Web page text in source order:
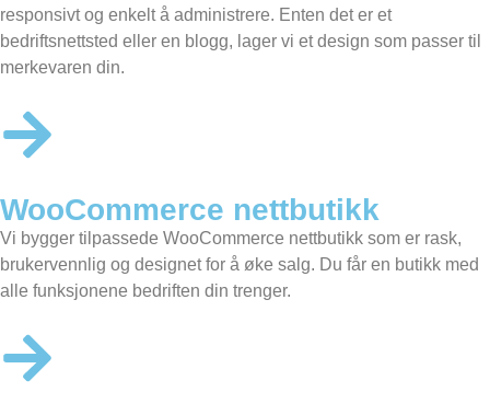
responsivt og enkelt å administrere. Enten det er et
bedriftsnettsted eller en blogg, lager vi et design som passer til
merkevaren din.
WooCommerce nettbutikk
Vi bygger tilpassede WooCommerce nettbutikk som er rask,
brukervennlig og designet for å øke salg. Du får en butikk med
alle funksjonene bedriften din trenger.